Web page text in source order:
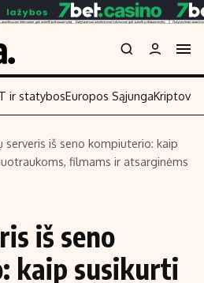
Skaitykite
Žemės ūkis
Technologijos
ir statybosEuropos Sąjunga
serveris iš seno kompiuterio: kaip
filmams ir atsarginėms
iš seno
kaip susikurti